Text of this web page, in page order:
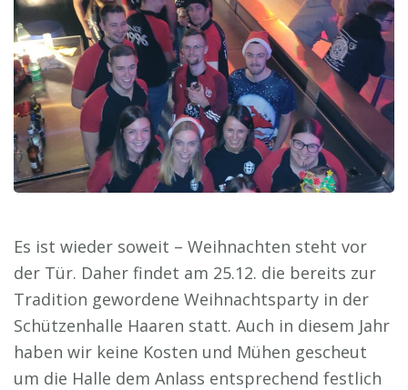
Es ist wieder soweit – Weihnachten steht vor
der Tür. Daher findet am 25.12. die bereits zur
Tradition gewordene Weihnachtsparty in der
Schützenhalle Haaren statt. Auch in diesem Jahr
haben wir keine Kosten und Mühen gescheut
um die Halle dem Anlass entsprechend festlich